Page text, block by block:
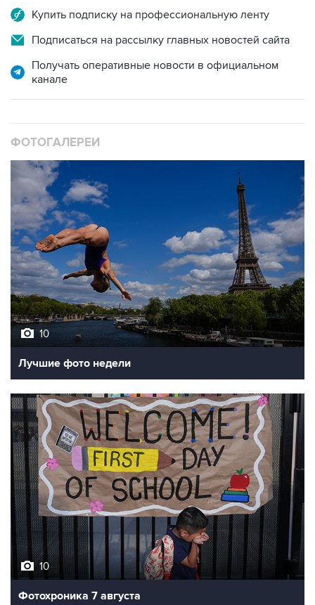
Купить подписку на профессиональную ленту
Подписаться на рассылку главных новостей сайта
Получать оперативные новости в официальном
канале
ФОТОГАЛЕРЕИ
10
Лучшие фото недели
10
Фотохроника 7 августа